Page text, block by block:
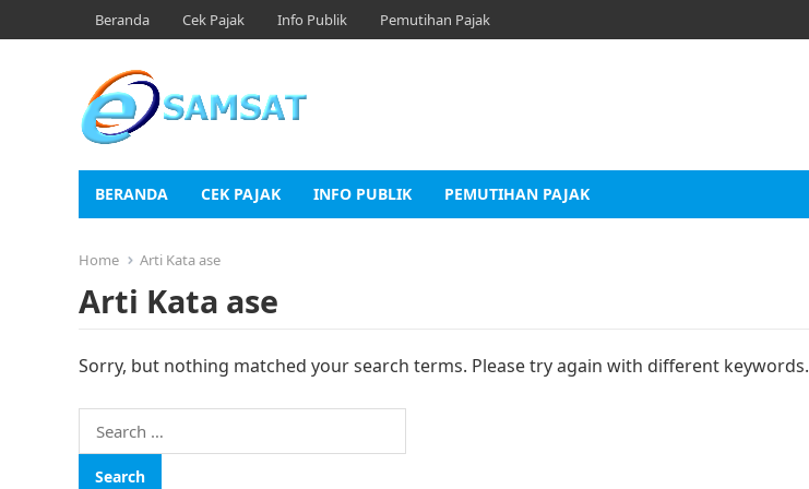
Beranda Cek Pajak Info Publik Pemutihan Pajak
BERANDA CEK PAJAK INFO PUBLIK PEMUTIHAN PAJAK
Home Arti Kata ase
Arti Kata ase
Sorry, but nothing matched your search terms. Please try again with different keywords.
Search
for: